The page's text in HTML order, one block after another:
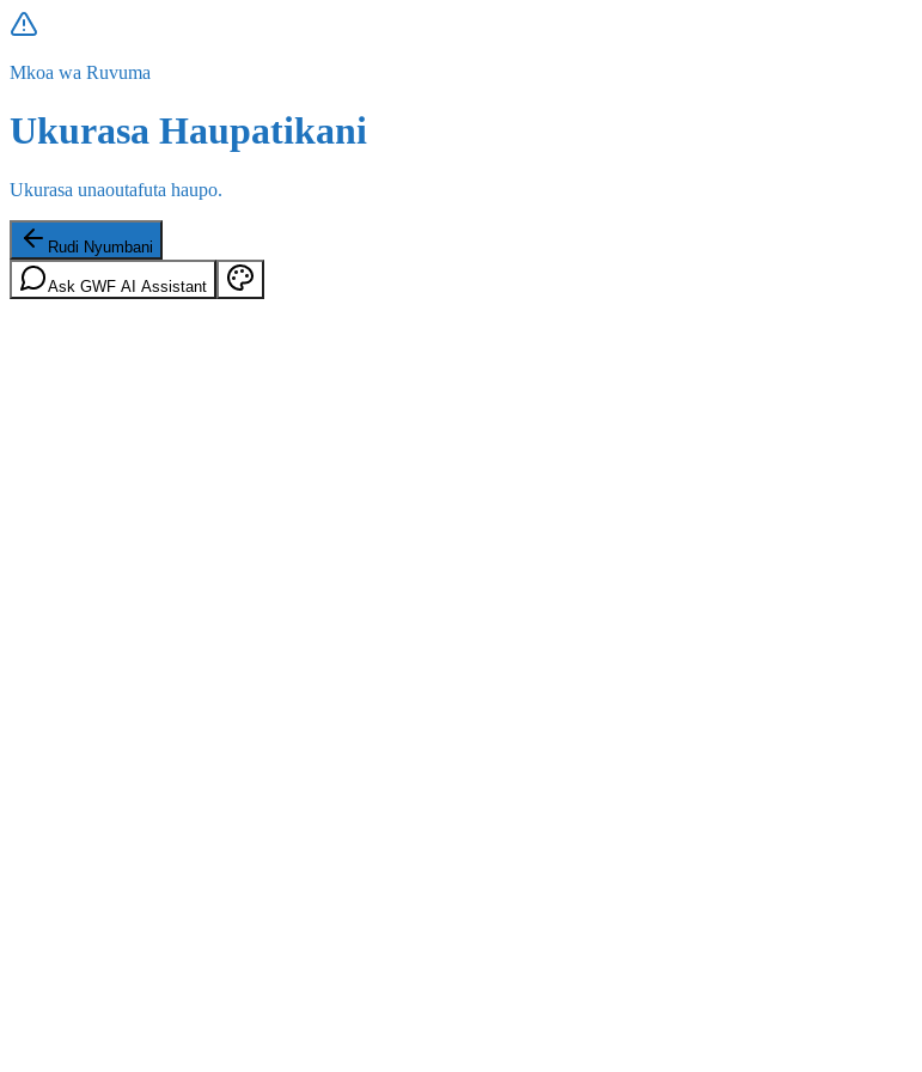
Mkoa wa Ruvuma
Ukurasa Haupatikani
Ukurasa unaoutafuta haupo.
Rudi Nyumbani
Ask GWF AI Assistant